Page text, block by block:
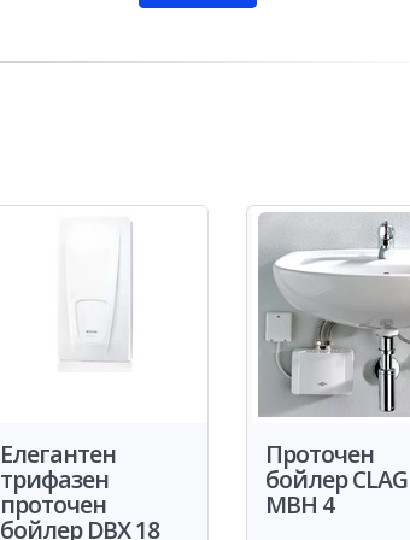
Елегантен
трифазен
проточен
бойлер DBX 18
Проточен
бойлер
MBH 4